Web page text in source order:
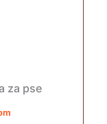
za pse